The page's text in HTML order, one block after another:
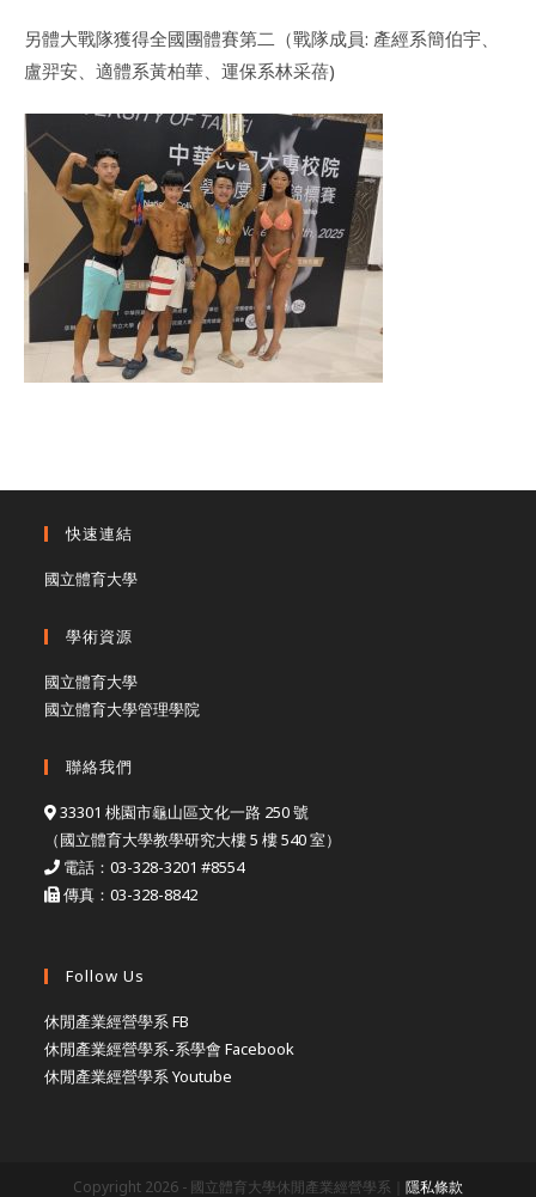
另體大戰隊獲得全國團體賽第二（戰隊成員: 產經系簡伯宇、
盧羿安、適體系黃柏華、運保系林采蓓)
快速連結
國立體育大學
學術資源
國立體育大學
國立體育大學管理學院
聯絡我們
33301 桃園市龜山區文化一路 250 號
（國立體育大學教學研究大樓 5 樓 540 室）
電話：03-328-3201 #8554
傳真：03-328-8842
Follow Us
休閒產業經營學系 FB
休閒產業經營學系-系學會 Facebook
休閒產業經營學系 Youtube
Copyright 2026 - 國立體育大學休閒產業經營學系｜ 隱私條款